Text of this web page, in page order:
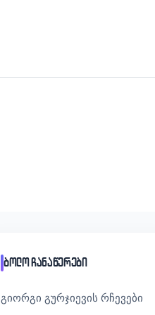
ბოლო ჩანაწერები
გიორგი გურჯიევის რჩევები